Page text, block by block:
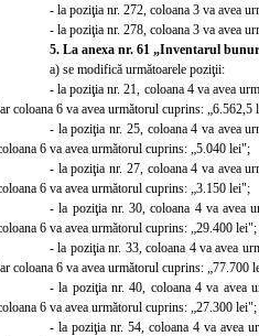
- la poziţia nr. 272, coloana 3 va avea
- la poziţia nr. 278, coloana 3 va avea
5. La anexa nr. 61 „Inventarul
a) se modifică următoarele poziţii:
- la poziţia nr. 21, coloana 4 va avea
coloana 6 va avea următorul cuprins: „6.562,5
- la poziţia nr. 25, coloana 4 va avea
6 va avea următorul cuprins: „5.040 lei";
- la poziţia nr. 27, coloana 4 va avea
6 va avea următorul cuprins: „3.150 lei";
- la poziţia nr. 30, coloana 4 va avea
6 va avea următorul cuprins: „29.400 lei";
- la poziţia nr. 33, coloana 4 va avea
coloana 6 va avea următorul cuprins: „77.700
- la poziţia nr. 40, coloana 4 va avea
6 va avea următorul cuprins: „27.300 lei";
- la poziţia nr. 54, coloana 4 va avea